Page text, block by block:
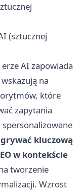
(sztucznej
AI zapowiada
na
które
zapytania
kluczową
w kontekście
tworzenie
Wzrost